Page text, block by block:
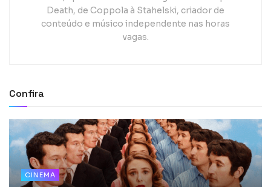
Death, de Coppola à Stahelski, criador de
conteúdo e músico independente nas horas
vagas.
Confira
CINEMA